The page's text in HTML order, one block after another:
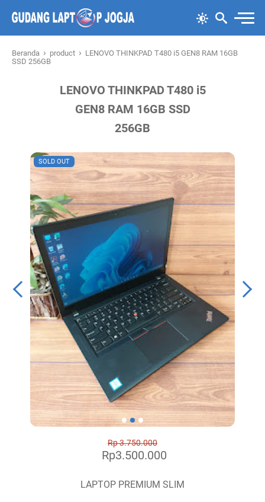
Beranda › product › LENOVO THINKPAD T480 i5 GEN8 RAM 16GB
SSD 256GB
LENOVO THINKPAD T480 i5
GEN8 RAM 16GB SSD
256GB
SOLD OUT
Rp 3.750.000
Rp3.500.000
LAPTOP PREMIUM SLIM